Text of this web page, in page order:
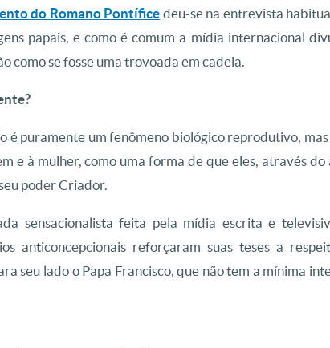
do Romano Pontífice deu-se na entrevista
papais, e como é comum a mídia internacional
como se fosse uma trovoada em cadeia.
é puramente um fenômeno biológico reprodutivo, mas
e à mulher, como uma forma de que eles, através do
poder Criador.
sensacionalista feita pela mídia escrita e
anticoncepcionais reforçaram suas teses a
seu lado o Papa Francisco, que não tem a mínima